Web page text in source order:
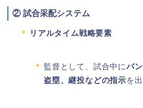
② 試合采配システム
リアルタイム戦略要素
監督として、試合中にバ
盗塁、継投などの指示を出